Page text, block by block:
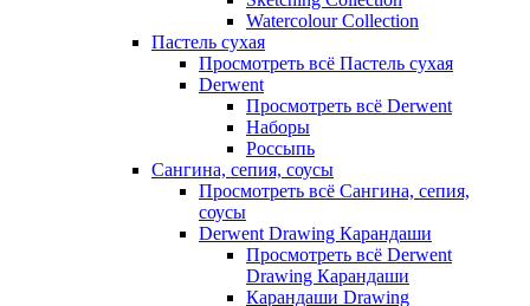
Watercolour Collection
Пастель сухая
Просмотреть всё Пастель сухая
Derwent
Просмотреть всё Derwent
Наборы
Россыпь
Сангина, сепия, соусы
Просмотреть всё Сангина, сепия,
соусы
Derwent Drawing Карандаши
Просмотреть всё Derwent
Drawing Карандаши
Карандаши Drawing